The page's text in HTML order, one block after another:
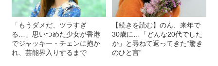
「もうダメだ、ツラすぎ
る…」思いつめた少女が香港
でジャッキー・チェンに抱か
れ、芸能界入りするまで
【続きを読む】のん、来年で
30歳に…「どんな20代でした
か」と尋ねて返ってきた“驚き
のひと言”